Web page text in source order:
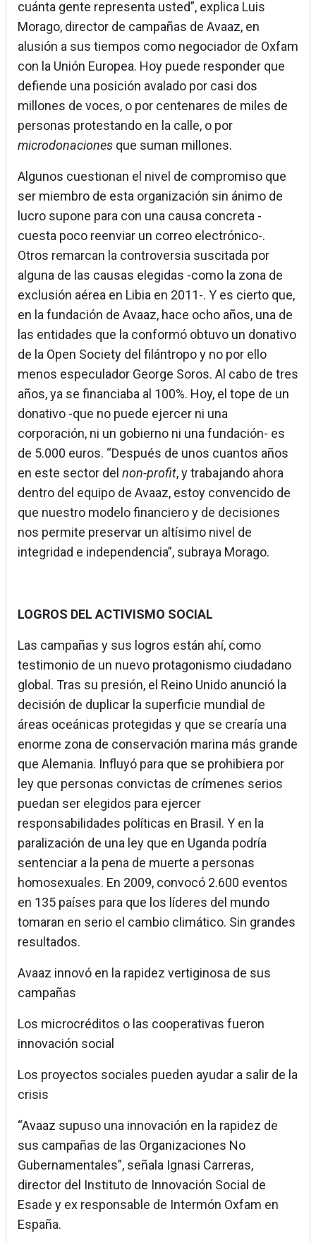
cuánta gente representa usted”, explica Luis
Morago, director de campañas de Avaaz, en
alusión a sus tiempos como negociador de Oxfam
con la Unión Europea. Hoy puede responder que
defiende una posición avalado por casi dos
millones de voces, o por centenares de miles de
personas protestando en la calle, o por
microdonaciones que suman millones.
Algunos cuestionan el nivel de compromiso que
ser miembro de esta organización sin ánimo de
lucro supone para con una causa concreta -
cuesta poco reenviar un correo electrónico-.
Otros remarcan la controversia suscitada por
alguna de las causas elegidas -como la zona de
exclusión aérea en Libia en 2011-. Y es cierto que,
en la fundación de Avaaz, hace ocho años, una de
las entidades que la conformó obtuvo un donativo
de la Open Society del filántropo y no por ello
menos especulador George Soros. Al cabo de tres
años, ya se financiaba al 100%. Hoy, el tope de un
donativo -que no puede ejercer ni una
corporación, ni un gobierno ni una fundación- es
de 5.000 euros. “Después de unos cuantos años
en este sector del non-profit, y trabajando ahora
dentro del equipo de Avaaz, estoy convencido de
que nuestro modelo financiero y de decisiones
nos permite preservar un altísimo nivel de
integridad e independencia”, subraya Morago.
LOGROS DEL ACTIVISMO SOCIAL
Las campañas y sus logros están ahí, como
testimonio de un nuevo protagonismo ciudadano
global. Tras su presión, el Reino Unido anunció la
decisión de duplicar la superficie mundial de
áreas oceánicas protegidas y que se crearía una
enorme zona de conservación marina más grande
que Alemania. Influyó para que se prohibiera por
ley que personas convictas de crímenes serios
puedan ser elegidos para ejercer
responsabilidades políticas en Brasil. Y en la
paralización de una ley que en Uganda podría
sentenciar a la pena de muerte a personas
homosexuales. En 2009, convocó 2.600 eventos
en 135 países para que los líderes del mundo
tomaran en serio el cambio climático. Sin grandes
resultados.
Avaaz innovó en la rapidez vertiginosa de sus
campañas
Los microcréditos o las cooperativas fueron
innovación social
Los proyectos sociales pueden ayudar a salir de la
crisis
“Avaaz supuso una innovación en la rapidez de
sus campañas de las Organizaciones No
Gubernamentales”, señala Ignasi Carreras,
director del Instituto de Innovación Social de
Esade y ex responsable de Intermón Oxfam en
España.